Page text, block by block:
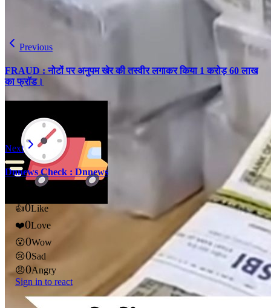
Previous
FRAUD : नोटों पर अनुपम खेर की तस्वीर लगाकर किया 1 करोड़ 60 लाख
का फ्रॉड।
Next
Dnnews Check : Dnnews
👍0Like
❤️0Love
😮0Wow
😢0Sad
😠0Angry
Sign in to react